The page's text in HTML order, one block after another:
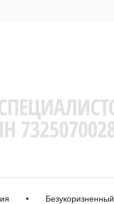
• Безукоризненный стиль